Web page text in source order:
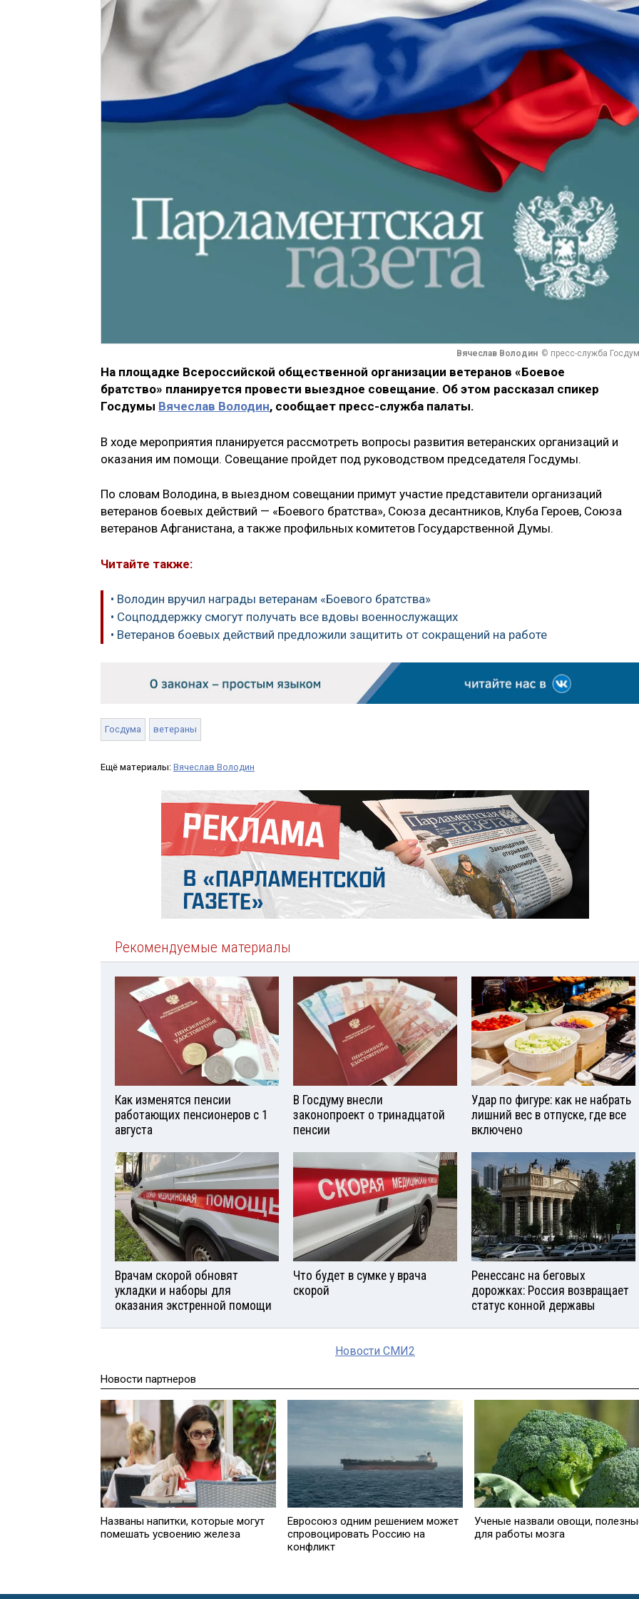
Вячеслав Володин © пресс-служба
На площадке Всероссийской общественной организации ветеранов «Боевое
братство» планируется провести выездное совещание. Об этом рассказал спикер
Госдумы Вячеслав Володин, сообщает пресс-служба палаты.
В ходе мероприятия планируется рассмотреть вопросы развития ветеранских организаций и
оказания им помощи. Совещание пройдет под руководством председателя Госдумы.
По словам Володина, в выездном совещании примут участие представители организаций
ветеранов боевых действий — «Боевого братства», Союза десантников, Клуба Героев, Союза
ветеранов Афганистана, а также профильных комитетов Государственной Думы.
Читайте также:
• Володин вручил награды ветеранам «Боевого братства»
• Соцподдержку смогут получать все вдовы военнослужащих
• Ветеранов боевых действий предложили защитить от сокращений на работе
Госдума ветераны
Ещё материалы: Вячеслав Володин
Рекомендуемые материалы
Как изменятся пенсии
работающих пенсионеров с 1
августа
В Госдуму внесли
законопроект о тринадцатой
пенсии
Удар по фигуре: как не набрать
лишний вес в отпуске, где все
включено
Врачам скорой обновят
укладки и наборы для
оказания экстренной помощи
Что будет в сумке у врача
скорой
Ренессанс на беговых
дорожках: Россия возвращает
статус конной державы
Новости СМИ2
Новости партнеров
Названы напитки, которые могут
помешать усвоению железа
Евросоюз одним решением может
спровоцировать Россию на
конфликт
Ученые назвали овощи,
для работы мозга